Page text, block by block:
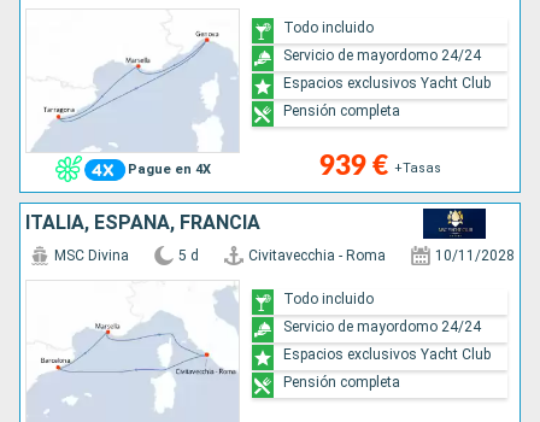
Pague en 4X 939 € +Tasas
Todo incluido
Servicio de mayordomo 24/24
Espacios exclusivos Yacht Club
Pensión completa
ITALIA, ESPAÑA, FRANCIA
MSC Divina 5 d Civitavecchia - Roma 10/11/2028
Todo incluido
Servicio de mayordomo 24/24
Espacios exclusivos Yacht Club
Pensión completa